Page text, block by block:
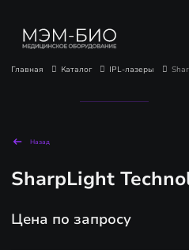
Главная Каталог IPL-лазеры
Назад
SharpLight
Цена по запросу